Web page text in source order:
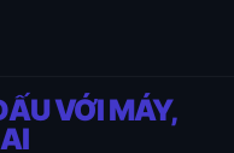
VỚI MÁY,